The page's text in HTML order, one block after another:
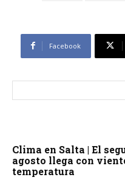
Facebook
Clima en Salta | El
agosto llega con
temperatura